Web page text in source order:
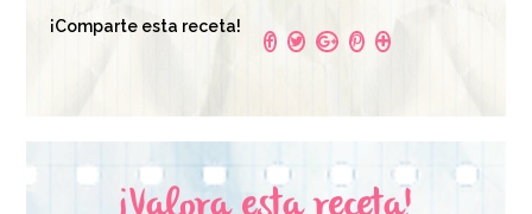
¡Comparte esta receta!